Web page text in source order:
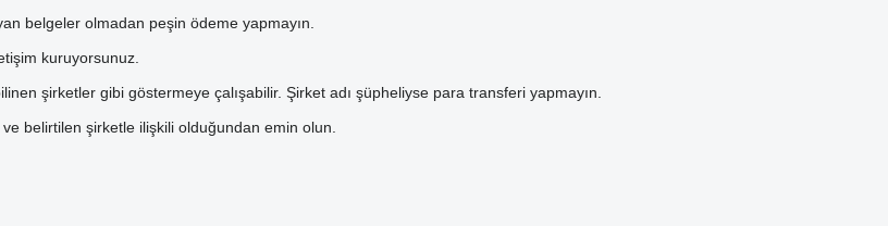
belgeler olmadan peşin ödeme yapmayın.
kuruyorsunuz.
şirketler gibi göstermeye çalışabilir. Şirket adı şüpheliyse para transferi yapmayın.
belirtilen şirketle ilişkili olduğundan emin olun.